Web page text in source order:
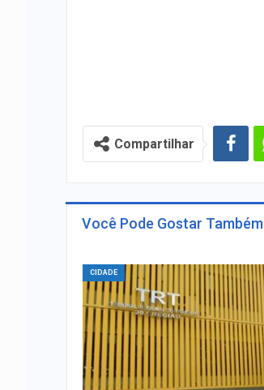
Compartilhar
Você Pode Gostar Também
CIDADE